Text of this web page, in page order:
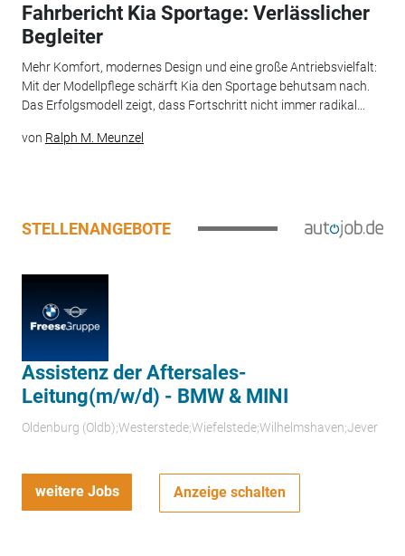
Fahrbericht Kia Sportage: Verlässlicher
Begleiter
Mehr Komfort, modernes Design und eine große Antriebsvielfalt:
Mit der Modellpflege schärft Kia den Sportage behutsam nach.
Das Erfolgsmodell zeigt, dass Fortschritt nicht immer radikal...
von Ralph M. Meunzel
STELLENANGEBOTE
Assistenz der Aftersales-
Leitung(m/w/d) - BMW & MINI
Oldenburg (Oldb);Westerstede;Wiefelstede;Wilhelmshaven;Jever
weitere Jobs Anzeige schalten